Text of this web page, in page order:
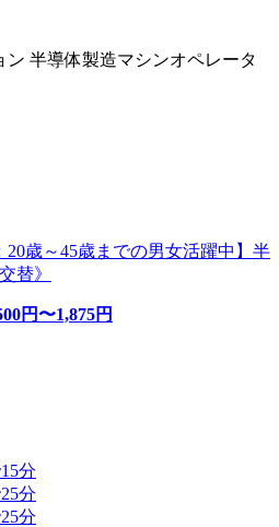
半導体製造マシンオペレータ
歳～45歳までの男女活躍中】半
替》
円〜1,875円
分
分
分